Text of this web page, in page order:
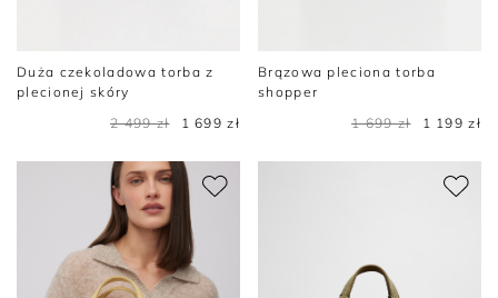
Duża czekoladowa torba z
plecionej skóry
2 499 zł
1 699 zł
Brązowa pleciona torba
shopper
1 699 zł
1 199 zł